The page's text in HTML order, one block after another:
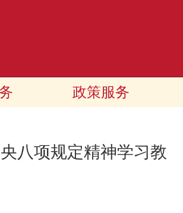
政策服务
八项规定精神学习教